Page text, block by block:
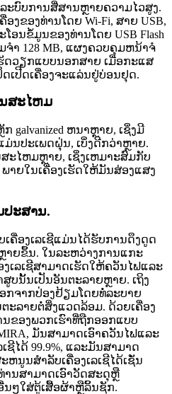
ະບົບການສື່ສານຫຼາຍຄວາມໄວສູງ.
ງ​ຂອງ​ທ່ານ​ໂດຍ Wi​-Fi​, ສາຍ USB​,
ອນ​ຂໍ້​ມູນ​ຂອງ​ທ່ານ​ໂດຍ USB Flash
ຈໍາ 128 MB, ແຜງຄວບຄຸມຫນ້າຈໍ
ດວຽກແບບນອກສາຍ ເມື່ອກະແສ
ເປີດເຄື່ອງຈະແລ່ນຢູ່ບ່ອນຢຸດ.
ສະໄຫມ
galvanized ຫນາຫຼາຍ, ເຊິ່ງມີ
ນປະເພດຝຸ່ນ, ເບິ່ງດີກວ່າຫຼາຍ.
ະໄຫມຫຼາຍ, ເຊິ່ງເຫມາະສົມກັບ
າຍໃນເຄື່ອງເຮັດໃຫ້ມັນສ່ອງແສງ
ປະສານ.
ຄື່ອງເລເຊີແມ່ນໄດ້ຮັບການດຶງດູດ
າຍຂຶ້ນ. ໃນລະຫວ່າງການແກະ
ເລເຊີສາມາດເຮັດໃຫ້ຄວັນໄຟແລະ
ບນັ້ນເປັນອັນຕະລາຍຫຼາຍ. ເຖິງ
ຈາກປ່ອງຢ້ຽມໂດຍທໍ່ລະບາຍ
ະລາຍຕໍ່ສິ່ງແວດລ້ອມ. ດ້ວຍເຄື່ອງ
ຂອງພວກເຮົາທີ່ຖືກອອກແບບ
ມັນສາມາດເອົາຄວັນໄຟແລະ
ຊີໄດ້ 99.9%, ແລະມັນສາມາດ
ຫນູນສໍາລັບເຄື່ອງເລເຊີໄດ້ເຊັ່ນ
ານສາມາດເອົາວັດສະດຸຫຼື
ນໆໃສ່ຕູ້ເສື້ອຜ້າຫຼືລິ້ນຊັກ.